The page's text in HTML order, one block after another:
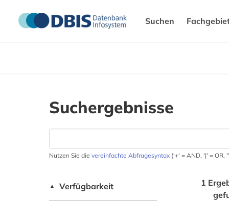
Suchen
Suchergebnisse
Nutzen Sie die vereinfachte Abfragesyntax ('+' = AND, '|' = OR,
▲ Verfügbarkeit
1